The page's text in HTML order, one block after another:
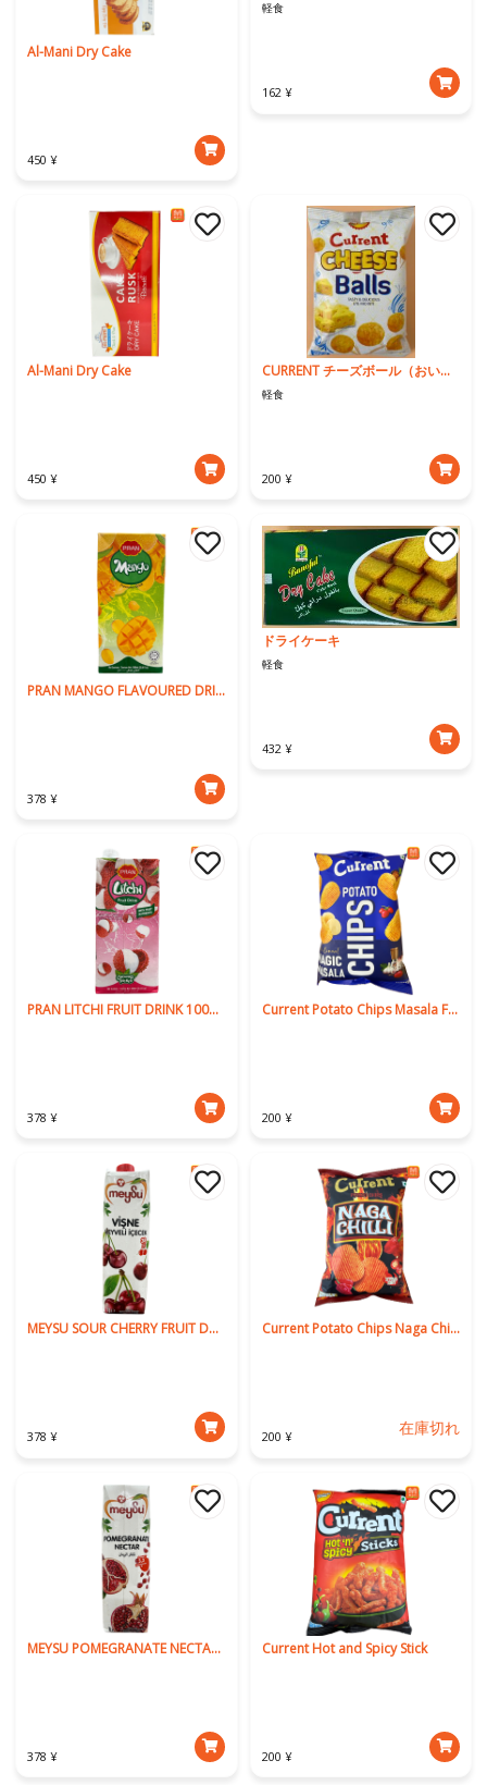
Al-Mani Dry Cake
450 ¥
軽食
162 ¥
Al-Mani Dry Cake
450 ¥
CURRENT チーズボール（おいしくて楽しいひとくちスナック）
軽食
200 ¥
PRAN MANGO FLAVOURED DRINK 1000ml
378 ¥
ドライケーキ
軽食
432 ¥
PRAN LITCHI FRUIT DRINK 1000ml
378 ¥
Current Potato Chips Masala Flavour
200 ¥
MEYSU SOUR CHERRY FRUIT DRINK 1L
378 ¥
Current Potato Chips Naga Chilli Flavor Xtra Hot
200 ¥ 在庫切れ
MEYSU POMEGRANATE NECTAR 1L
378 ¥
Current Hot and Spicy Stick
200 ¥